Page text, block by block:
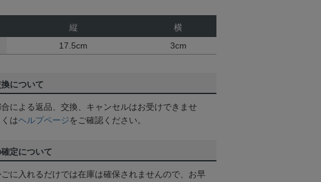
縦
横
17.5cm 3cm
について
による返品、交換、キャンセルはお受けできませ
はヘルプページをご確認ください。
定について
に入れるだけでは在庫は確保されませんので、お早